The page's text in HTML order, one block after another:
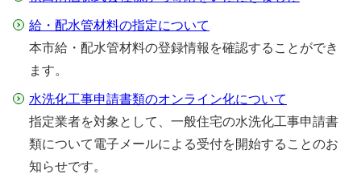
給・配水管材料の指定について
本市給・配水管材料の登録情報を確認することができ
ます。
水洗化工事申請書類のオンライン化について
指定業者を対象として、一般住宅の水洗化工事申請書
類について電子メールによる受付を開始することのお
知らせです。